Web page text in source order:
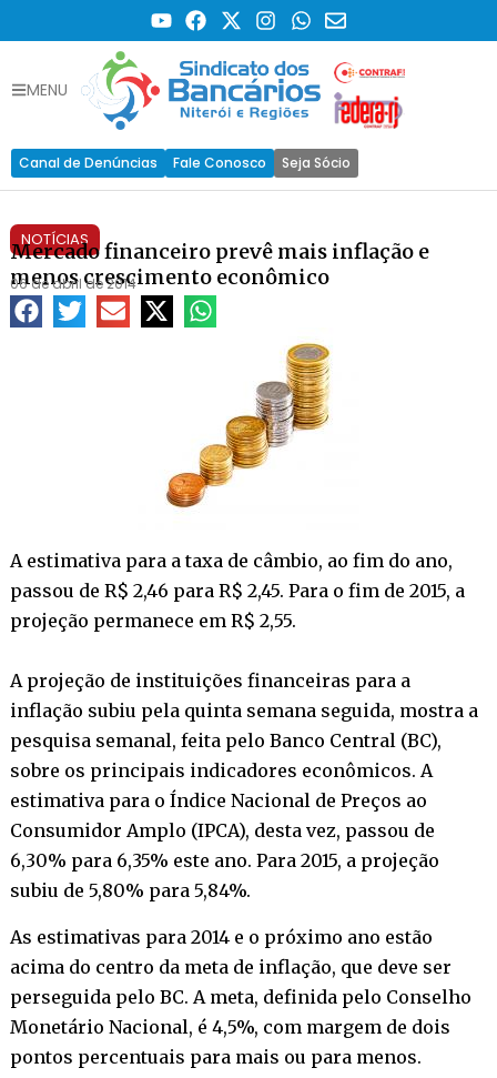
MENU
Canal de Denúncias Fale Conosco Seja Sócio
NOTÍCIAS
Mercado financeiro prevê mais inflação e
menos crescimento econômico
06 de abril de 2014
A estimativa para a taxa de câmbio, ao fim do ano,
passou de R$ 2,46 para R$ 2,45. Para o fim de 2015, a
projeção permanece em R$ 2,55.
A projeção de instituições financeiras para a
inflação subiu pela quinta semana seguida, mostra a
pesquisa semanal, feita pelo Banco Central (BC),
sobre os principais indicadores econômicos. A
estimativa para o Índice Nacional de Preços ao
Consumidor Amplo (IPCA), desta vez, passou de
6,30% para 6,35% este ano. Para 2015, a projeção
subiu de 5,80% para 5,84%.
As estimativas para 2014 e o próximo ano estão
acima do centro da meta de inflação, que deve ser
perseguida pelo BC. A meta, definida pelo Conselho
Monetário Nacional, é 4,5%, com margem de dois
pontos percentuais para mais ou para menos.